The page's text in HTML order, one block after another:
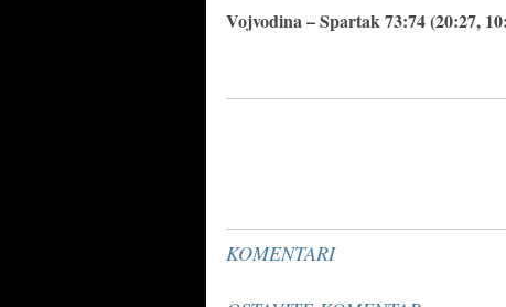
Vojvodina – Spartak 73:74 (20:27,
KOMENTARI